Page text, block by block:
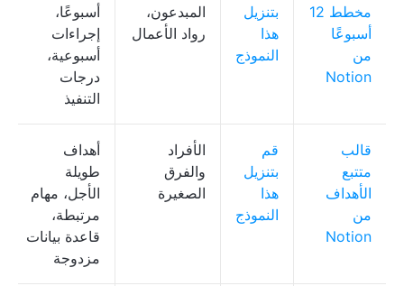
مخطط 12
أسبوعًا
من
Notion
بتنزيل
هذا
النموذج
المبدعون،
رواد الأعمال
أسبوعًا،
إجراءات
أسبوعية،
درجات
التنفيذ
قالب
متتبع
الأهداف
من
Notion
قم
بتنزيل
هذا
النموذج
الأفراد
والفرق
الصغيرة
أهداف
طويلة
الأجل، مهام
مرتبطة،
قاعدة بيانات
مزدوجة